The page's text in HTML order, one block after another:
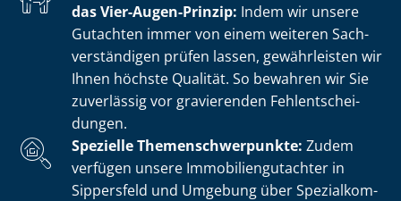
das Vier-Augen-Prinzip: Indem wir unsere
Gutachten immer von einem weiteren Sach­
ver­stän­di­gen prüfen lassen, gewährleisten wir
Ihnen höchste Qualität. So bewahren wir Sie
zuverlässig vor gravierenden Fehl­ent­schei­
dun­gen.
Spezielle The­men­schwer­punk­te: Zudem
verfügen unsere Im­mo­bi­li­en­gut­ach­ter in
Sippersfeld und Umgebung über Spe­zi­al­kom­